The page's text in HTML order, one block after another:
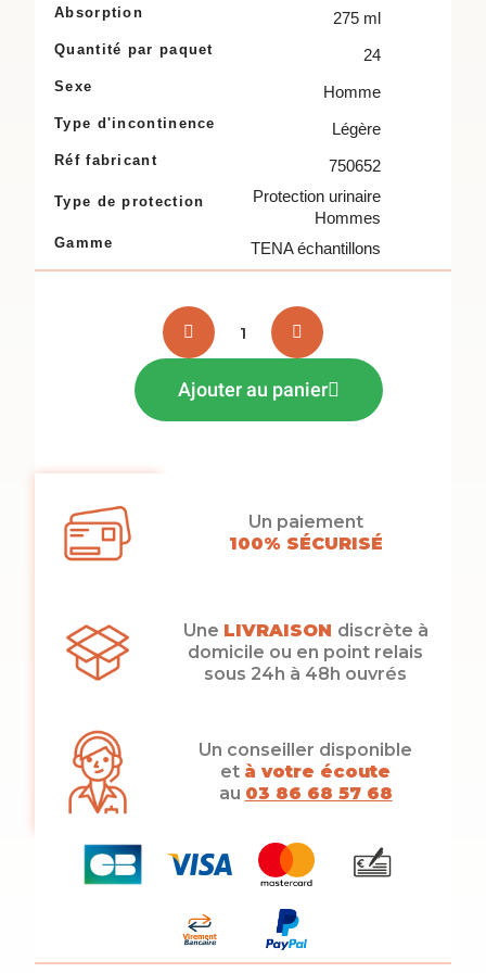
Absorption 275 ml
Quantité par paquet 24
Sexe Homme
Type d'incontinence Légère
Réf fabricant 750652
Type de protection
Protection urinaire
Hommes
Gamme TENA échantillons
Ajouter au panier
Un paiement
100% SÉCURISÉ
Une LIVRAISON discrète à
domicile ou en point relais
sous 24h à 48h ouvrés
Un conseiller disponible
et à votre écoute
au 03 86 68 57 68